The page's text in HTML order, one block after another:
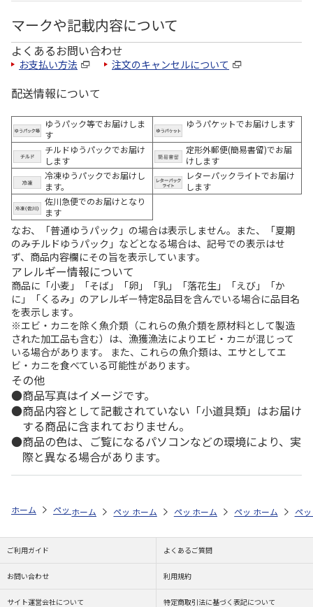
マークや記載内容について
よくあるお問い合わせ
お支払い方法 注文のキャンセルについて
配送情報について
ゆうパック等でお届けしま
す
ゆうパケットでお届けします
チルドゆうパックでお届け
します
定形外郵便(簡易書留)でお届
けします
冷凍ゆうパックでお届けし
ます。
レターパックライトでお届け
します
佐川急便でのお届けとなり
ます
なお、「普通ゆうパック」の場合は表示しません。また、「夏期
のみチルドゆうパック」などとなる場合は、記号での表示はせ
ず、商品内容欄にその旨を表示しています。
アレルギー情報について
商品に「小麦」「そば」「卵」「乳」「落花生」「えび」「か
に」「くるみ」のアレルギー特定8品目を含んでいる場合に品目名
を表示します。
※エビ・カニを除く魚介類（これらの魚介類を原材料として製造
された加工品も含む）は、漁獲漁法によりエビ・カニが混じって
いる場合があります。 また、これらの魚介類は、エサとしてエ
ビ・カニを食べている可能性があります。
その他
商品写真はイメージです。
商品内容として記載されていない「小道具類」はお届け
する商品に含まれておりません。
商品の色は、ご覧になるパソコンなどの環境により、実
際と異なる場合があります。
ホーム ペットストア ケージ・飼育その他用品 アクアリウム内装（
ホーム ペットストア ケージ・飼育その他用品 ア
ホーム ペットストア ケージ・飼育その
ホーム ペットストア ケ
ホーム ペ
ご利用ガイド よくあるご質問
お問い合わせ 利用規約
サイト運営会社について 特定商取引法に基づく表記について